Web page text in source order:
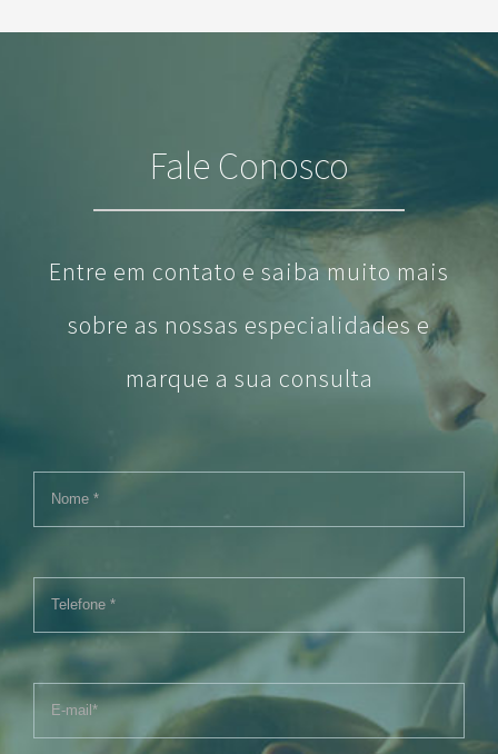
Fale Conosco
Entre em contato e saiba muito mais
sobre as nossas especialidades e
marque a sua consulta